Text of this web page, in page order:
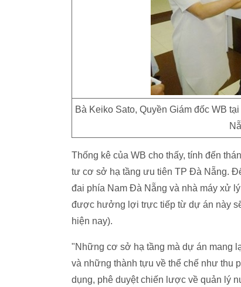
Bà Keiko Sato, Quyền Giám đốc WB
Thống kê của WB cho thấy, tính đến
tư cơ sở hạ tầng ưu tiên TP Đà Nẵng.
đai phía Nam Đà Nẵng và nhà máy xử
được hưởng lợi trực tiếp từ dự án này
hiện nay).
"Những cơ sở hạ tầng mà dự án mang
và những thành tựu về thể chế như
dụng, phê duyệt chiến lược về quản lý